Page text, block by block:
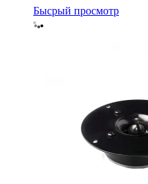
Бысрый просмотр